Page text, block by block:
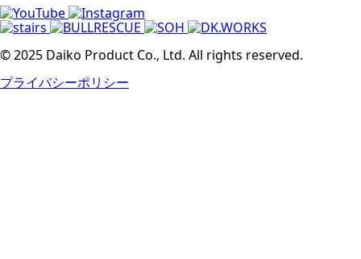
© 2025 Daiko Product Co., Ltd. All rights reserved.
プライバシーポリシー